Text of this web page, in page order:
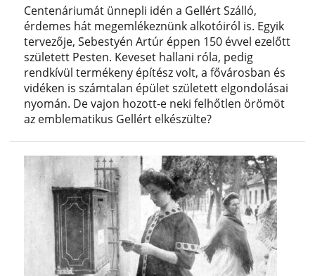
Centenáriumát ünnepli idén a Gellért Szálló,
érdemes hát megemlékeznünk alkotóiról is. Egyik
tervezője, Sebestyén Artúr éppen 150 évvel ezelőtt
született Pesten. Keveset hallani róla, pedig
rendkívül termékeny építész volt, a fővárosban és
vidéken is számtalan épület született elgondolásai
nyomán. De vajon hozott-e neki felhőtlen örömöt
az emblematikus Gellért elkészülte?